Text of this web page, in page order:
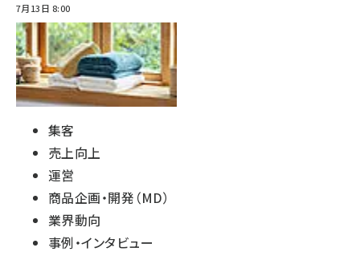
7月13日 8:00
集客
売上向上
運営
商品企画・開発（MD）
業界動向
事例・インタビュー